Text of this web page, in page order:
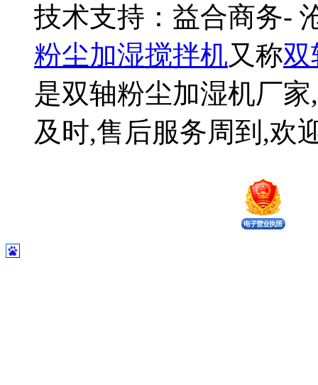
技术支持：益合商务-
粉尘加湿搅拌机又称双
是双轴粉尘加湿机厂
及时,售后服务周到,欢